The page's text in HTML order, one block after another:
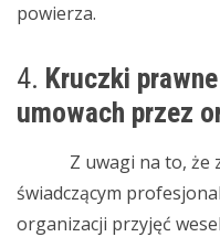
powierza.
4. Kruczki
umowach przez
Z uwagi na to, że
świadczącym
organizacji przyjęć